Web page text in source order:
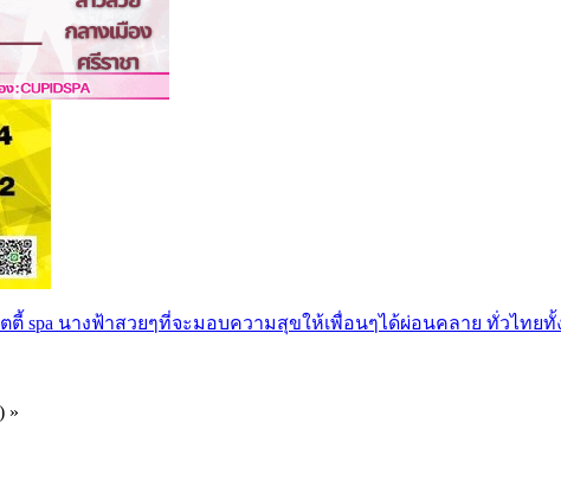
ตี้ spa นางฟ้าสวยๆที่จะมอบความสุขให้เพื่อนๆได้ผ่อนคลาย ทั่วไทยทั้
) »